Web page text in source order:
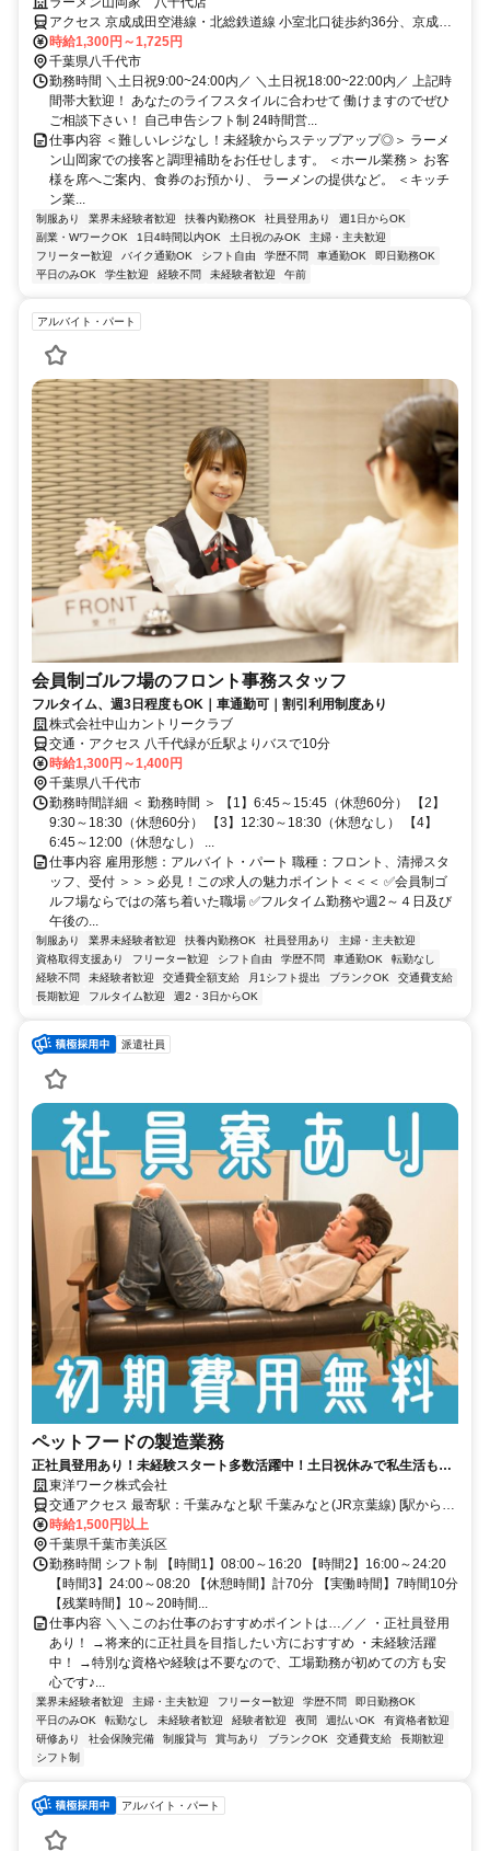
アクセス 京成成田空港線・北総鉄道線 小室北口徒歩約36分、京成成
田空港線・北総鉄道線 白井南口徒歩約55分、京成成田空港線・北総
鉄道線 千葉ニュータウン中央徒歩約58分
時給1,300円～1,725円
千葉県八千代市
勤務時間 ＼土日祝9:00~24:00内／ ＼土日祝18:00~22:00内／ 上記時
間帯大歓迎！ あなたのライフスタイルに合わせて 働けますのでぜひ
ご相談下さい！ 自己申告シフト制 24時間営...
仕事内容 ＜難しいレジなし！未経験からステップアップ◎＞ ラーメ
ン山岡家での接客と調理補助をお任せします。 ＜ホール業務＞ お客
様を席へご案内、食券のお預かり、 ラーメンの提供など。 ＜キッチ
ン業...
制服あり 業界未経験者歓迎 扶養内勤務OK 社員登用あり
週1日からOK
副業・WワークOK
1日4時間以内OK 土日祝のみOK
主婦・主夫歓迎
フリーター歓迎
バイク通勤OK シフト自由 学歴不問 車通勤OK
即日勤務OK
平日のみOK
学生歓迎 経験不問 未経験者歓迎 午前
アルバイト・パート
会員制ゴルフ場のフロント事務スタッフ
フルタイム、週3日程度もOK｜車通勤可｜割引利用制度あり
株式会社中山カントリークラブ
交通・アクセス 八千代緑が丘駅よりバスで10分
時給1,300円～1,400円
千葉県八千代市
勤務時間詳細 ＜ 勤務時間 ＞ 【1】6:45～15:45（休憩60分） 【2】
9:30～18:30（休憩60分） 【3】12:30～18:30（休憩なし） 【4】
6:45～12:00（休憩なし） ...
仕事内容 雇用形態：アルバイト・パート 職種：フロント、清掃スタ
ッフ、受付 ＞＞＞必見！この求人の魅力ポイント＜＜＜ ✅会員制ゴ
ルフ場ならではの落ち着いた職場 ✅フルタイム勤務や週2～４日及び
午後の...
制服あり 業界未経験者歓迎 扶養内勤務OK 社員登用あり
主婦・主夫歓迎
資格取得支援あり
フリーター歓迎 シフト自由 学歴不問 車通勤OK
転勤なし
経験不問
未経験者歓迎 交通費全額支給 月1シフト提出 ブランクOK
交通費支給
長期歓迎
フルタイム歓迎 週2・3日からOK
派遣社員
ペットフードの製造業務
正社員登用あり！未経験スタート多数活躍中！土日祝休みで私生活も充
実♪東洋ワーク株式会社
交通アクセス 最寄駅：千葉みなと駅 千葉みなと(JR京葉線) [駅から職
場までの時間]車・バス 15分
時給1,500円以上
千葉県千葉市美浜区
勤務時間 シフト制 【時間1】08:00～16:20 【時間2】16:00～24:20
【時間3】24:00～08:20 【休憩時間】計70分 【実働時間】7時間10分
【残業時間】10～20時間...
仕事内容 ＼＼このお仕事のおすすめポイントは…／／ ・正社員登用
あり！ →将来的に正社員を目指したい方におすすめ ・未経験活躍
中！ →特別な資格や経験は不要なので、工場勤務が初めての方も安
心です♪...
業界未経験者歓迎 主婦・主夫歓迎 フリーター歓迎 学歴不問
即日勤務OK
平日のみOK
転勤なし 未経験者歓迎 経験者歓迎 夜間 週払いOK
有資格者歓迎
研修あり
社会保険完備 制服貸与 賞与あり ブランクOK 交通費支給
長期歓迎
シフト制
アルバイト・パート